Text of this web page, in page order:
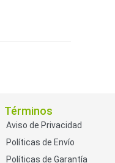
Términos
Aviso de Privacidad
Políticas de Envío
Políticas de Garantía